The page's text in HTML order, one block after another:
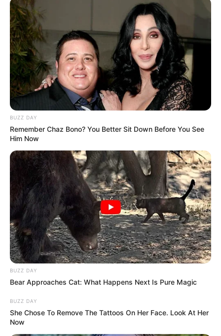
BUZZ DAY
Remember Chaz Bono? You Better Sit Down Before You See
Him Now
BUZZ DAY
Bear Approaches Cat: What Happens Next Is Pure Magic
BUZZ DAY
She Chose To Remove The Tattoos On Her Face. Look At Her
Now